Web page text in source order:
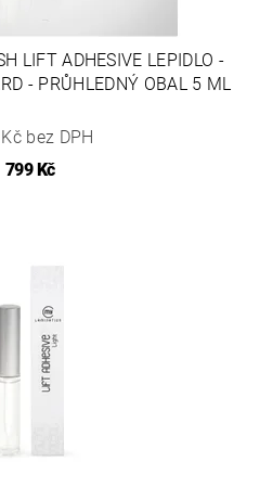
LIFT ADHESIVE LEPIDLO -
- PRŮHLEDNÝ OBAL 5 ML
bez DPH
799 Kč